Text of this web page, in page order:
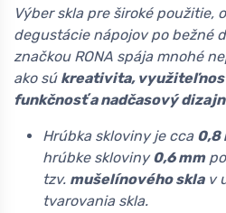
Výber skla pre široké použitie,
degustácie nápojov po bežné
značkou RONA spája mnohé
ako sú kreativita,
funkčnosť a nadčasový dizajn
Hrúbka skloviny je cca 0,8
hrúbke skloviny0,6 mm
tzv. mušelínového sklav
tvarovania skla.